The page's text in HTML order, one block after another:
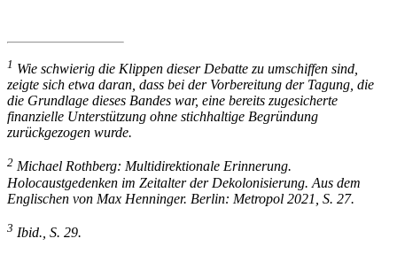
1 Wie schwierig die Klippen dieser Debatte zu umschiffen sind,
zeigte sich etwa daran, dass bei der Vorbereitung der Tagung, die
die Grundlage dieses Bandes war, eine bereits zugesicherte
finanzielle Unterstützung ohne stichhaltige Begründung
zurückgezogen wurde.
2 Michael Rothberg: Multidirektionale Erinnerung.
Holocaustgedenken im Zeitalter der Dekolonisierung. Aus dem
Englischen von Max Henninger. Berlin: Metropol 2021, S. 27.
3 Ibid., S. 29.